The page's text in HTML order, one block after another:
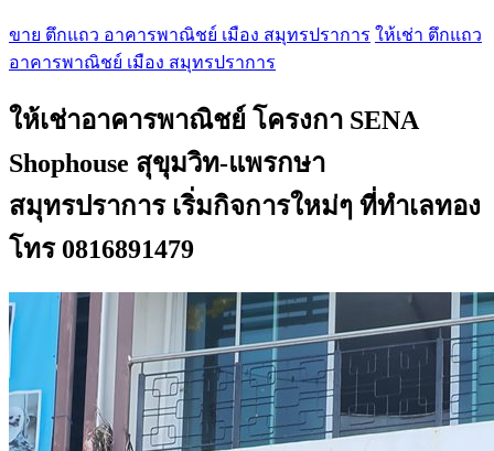
ขาย ตึกแถว อาคารพาณิชย์ เมือง สมุทรปราการ ให้เช่า ตึกแถว
อาคารพาณิชย์ เมือง สมุทรปราการ
ให้เช่าอาคารพาณิชย์ โครงกา SENA
Shophouse สุขุมวิท-แพรกษา
สมุทรปราการ เริ่มกิจการใหม่ๆ ที่ทำเลทอง
โทร 0816891479